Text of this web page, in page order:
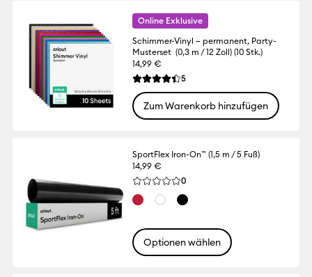
Online Exklusive
Schimmer-Vinyl – permanent, Party-
Musterset (0,3 m / 12 Zoll) (10 Stk.)
14,99 €
Die durchschnittliche Bewertung für
5Reviews
Zum Warenkorb hinzufügen
SportFlex Iron-On™ (1,5 m / 5 Fuß)
14,99 €
Die durchschnittliche Bewertung für
0
Optionen wählen